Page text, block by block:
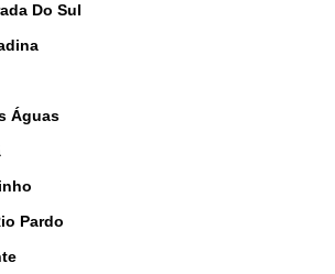
Do Sul
Águas
Pardo